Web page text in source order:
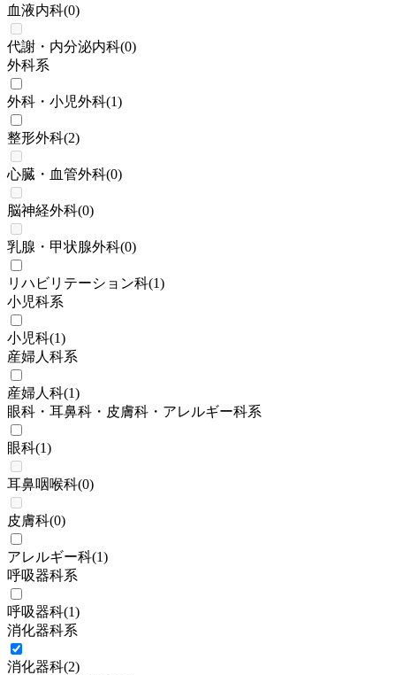
血液内科(0)
代謝・内分泌内科(0)
外科系
外科・小児外科(1)
整形外科(2)
心臓・血管外科(0)
脳神経外科(0)
乳腺・甲状腺外科(0)
リハビリテーション科(1)
小児科系
小児科(1)
産婦人科系
産婦人科(1)
眼科・耳鼻科・皮膚科・アレルギー科系
眼科(1)
耳鼻咽喉科(0)
皮膚科(0)
アレルギー科(1)
呼吸器科系
呼吸器科(1)
消化器科系
消化器科(2)